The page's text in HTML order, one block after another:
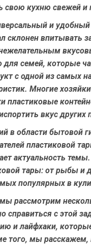
свою кухню свежей и
и
склонен впитывать
для семей, которые
с одной из самых
Многие
пластиковые
вкус других
в области бытовой
пластиковой
актуальность
тары: от рыбы и
популярных в
рассмотрим
справиться с этой
и лайфхаки,
того, мы расскажем,